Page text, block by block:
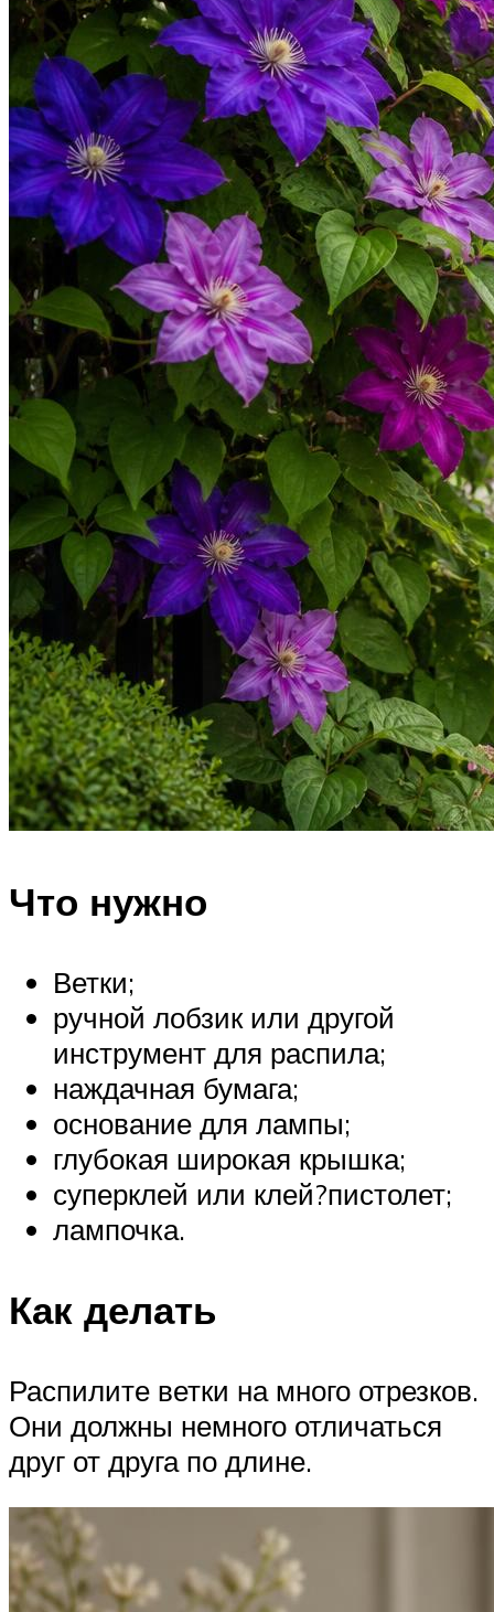
Что нужно
Ветки;
ручной лобзик или другой
инструмент для распила;
наждачная бумага;
основание для лампы;
глубокая широкая крышка;
суперклей или клей?пистолет;
лампочка.
Как делать
Распилите ветки на много отрезков.
Они должны немного отличаться
друг от друга по длине.